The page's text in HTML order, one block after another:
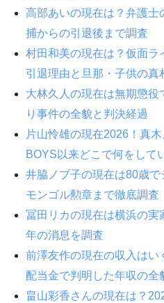
高部あいの現在は？弁護士
捕からの引退後まで調査
村田和美の現在は？仮面
引退理由と旦那・子供の真
大林久人の現在は無期懲役
り事件の全貌と判決経過
片山怜雄の現在2026！真
BOYS以来どこで何をして
井脇ノブ子の現在は80歳で
モンゴル勲章まで徹底調査
冨田リカの現在は横浜の実
年の消息を調査
前澤友作の現在の収入はい
配当金で判明した年収の全
畠山彩香さんの現在は？